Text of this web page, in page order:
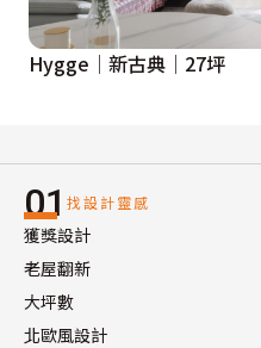
Hygge│新古典│27坪
01 找設計靈感
獲獎設計
老屋翻新
大坪數
北歐風設計